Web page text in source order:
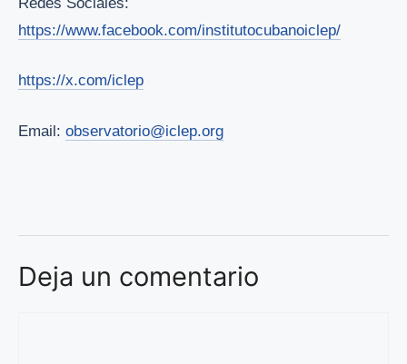
https://www.facebook.com/institutocubanoiclep/
https://x.com/iclep
Email: observatorio@iclep.org
Deja un comentario